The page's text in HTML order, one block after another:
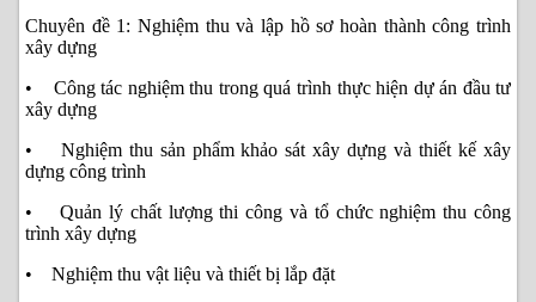
Chuyên đề 1: Nghiệm thu và lập hồ sơ hoàn thành công trình
xây dựng
• Công tác nghiệm thu trong quá trình thực hiện dự án đầu tư
xây dựng
• Nghiệm thu sản phẩm khảo sát xây dựng và thiết kế xây
dựng công trình
• Quản lý chất lượng thi công và tổ chức nghiệm thu công
trình xây dựng
• Nghiệm thu vật liệu và thiết bị lắp đặt